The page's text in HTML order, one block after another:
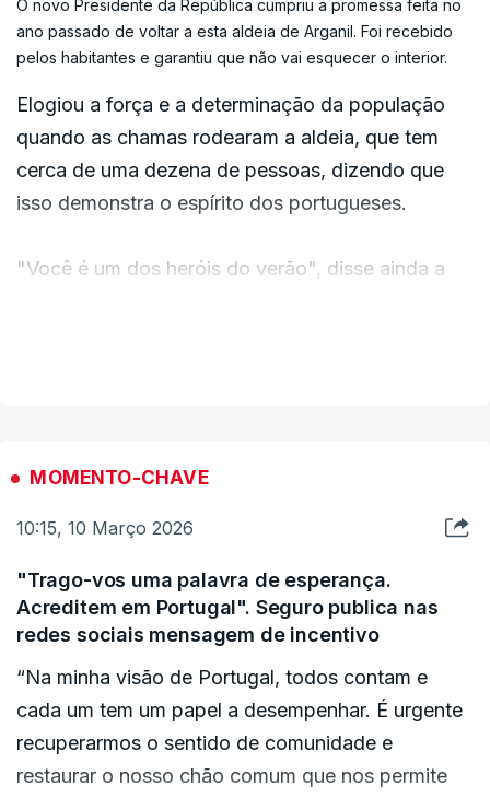
O novo Presidente da República cumpriu a promessa feita no
ano passado de voltar a esta aldeia de Arganil. Foi recebido
pelos habitantes e garantiu que não vai esquecer o interior.
Elogiou a força e a determinação da população
quando as chamas rodearam a aldeia, que tem
cerca de uma dezena de pessoas, dizendo que
isso demonstra o espírito dos portugueses.
"Você é um dos heróis do verão", disse ainda a
ERRO100
INDISPONÍVEL
MOMENTO-CHAVE
10:15, 10 Março 2026
"Trago-vos uma palavra de esperança.
Acreditem em Portugal". Seguro publica nas
redes sociais mensagem de incentivo
“Na minha visão de Portugal, todos contam e
cada um tem um papel a desempenhar. É urgente
recuperarmos o sentido de comunidade e
restaurar o nosso chão comum que nos permite